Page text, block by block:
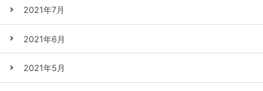
2021年7月
2021年6月
2021年5月